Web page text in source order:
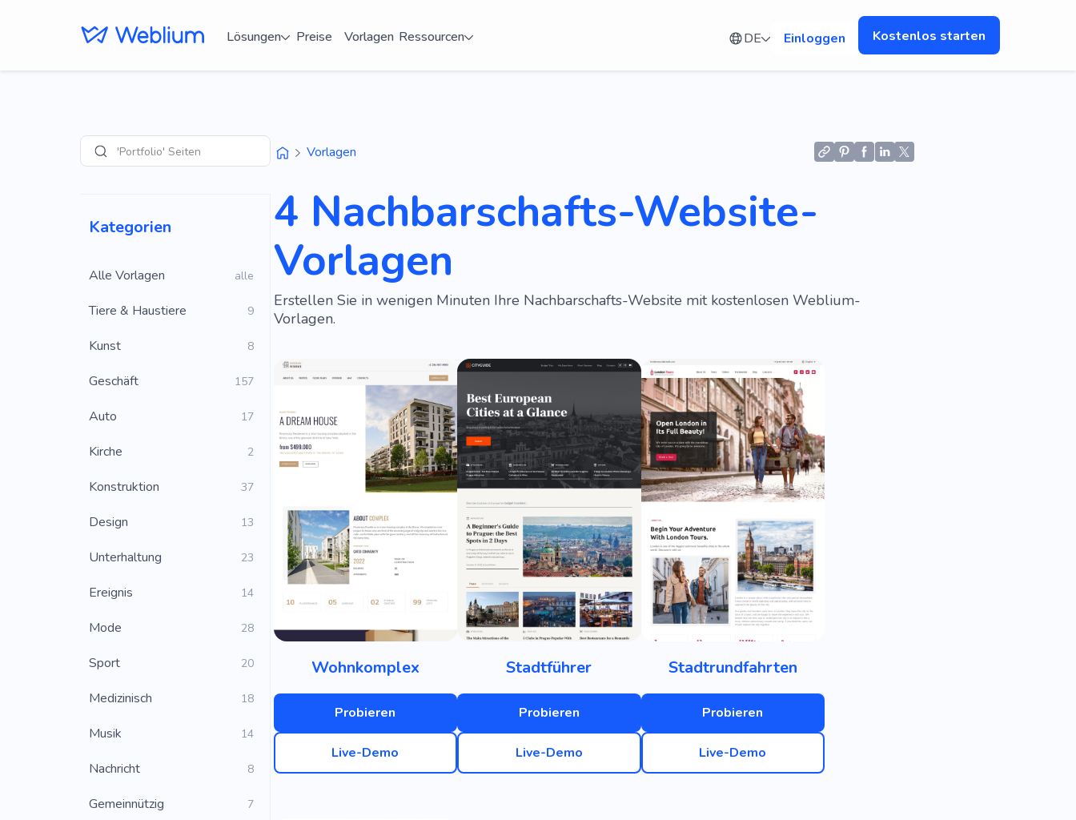
Lösungen Preise Vorlagen Ressourcen DE Einloggen Kostenlos starten
Suche'Portfolio' Seiten
Kategorien
Alle Vorlagen alle
Tiere & Haustiere 9
Kunst 8
Geschäft 157
Auto 17
Kirche 2
Konstruktion 37
Design 13
Unterhaltung 23
Ereignis 14
Mode 28
Sport 20
Medizinisch 18
Musik 14
Nachricht 8
Gemeinnützig 7
Vorlagen
4 Nachbarschafts-Website-
Vorlagen
Erstellen Sie in wenigen Minuten Ihre Nachbarschafts-Website mit kostenlosen Weblium-
Vorlagen.
Wohnkomplex
Probieren
Live-Demo
Stadtführer
Probieren
Live-Demo
Stadtrundfahrten
Probieren
Live-Demo